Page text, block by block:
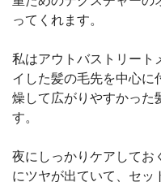
ってくれます。
私はアウトバストリート
イした髪の毛先を中心に
燥して広がりやすかった
す。
夜にしっかりケアしてお
にツヤが出ていて、セッ